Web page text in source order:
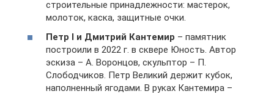
строительные принадлежности: мастерок,
молоток, каска, защитные очки.
Петр I и Дмитрий Кантемир – памятник
построили в 2022 г. в сквере Юность. Автор
эскиза – А. Воронцов, скульптор – П.
Слободчиков. Петр Великий держит кубок,
наполненный ягодами. В руках Кантемира –